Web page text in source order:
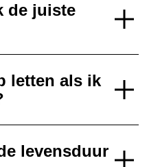
de juiste
letten als ik
levensduur